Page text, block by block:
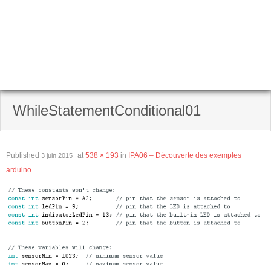
WhileStatementConditional01
Published 3 juin 2015 at 538 × 193 in
IPA06 – Découverte des exemples
arduino.